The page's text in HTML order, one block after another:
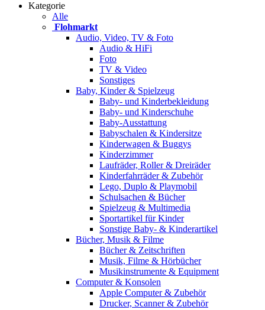
Kategorie
Alle
Flohmarkt
Audio, Video, TV & Foto
Audio & HiFi
Foto
TV & Video
Sonstiges
Baby, Kinder & Spielzeug
Baby- und Kinderbekleidung
Baby- und Kinderschuhe
Baby-Ausstattung
Babyschalen & Kindersitze
Kinderwagen & Buggys
Kinderzimmer
Laufräder, Roller & Dreiräder
Kinderfahrräder & Zubehör
Lego, Duplo & Playmobil
Schulsachen & Bücher
Spielzeug & Multimedia
Sportartikel für Kinder
Sonstige Baby- & Kinderartikel
Bücher, Musik & Filme
Bücher & Zeitschriften
Musik, Filme & Hörbücher
Musikinstrumente & Equipment
Computer & Konsolen
Apple Computer & Zubehör
Drucker, Scanner & Zubehör